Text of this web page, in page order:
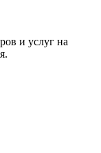
и услуг на